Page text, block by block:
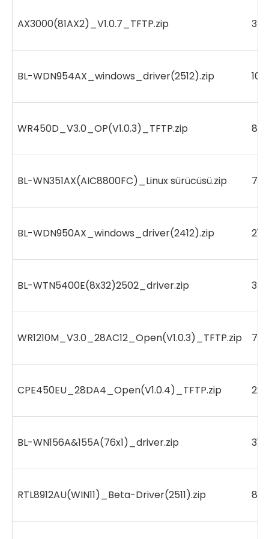
AX3000(81AX2)_V1.0.7_TFTP.zip 348
BL-WDN954AX_windows_driver(2512).zip
WR450D_V3.0_OP(V1.0.3)_TFTP.zip 875
BL-WN351AX(AIC8800FC)_Linux sürücüsü.zip
BL-WDN950AX_windows_driver(2412).zip
BL-WTN5400E(8x32)2502_driver.zip
WR1210M_V3.0_28AC12_Open(V1.0.3)_TFTP.zip
CPE450EU_28DA4_Open(V1.0.4)_TFTP.zip
BL-WN156A&155A(76x1)_driver.zip
RTL8912AU(WIN11)_Beta-Driver(2511).zip